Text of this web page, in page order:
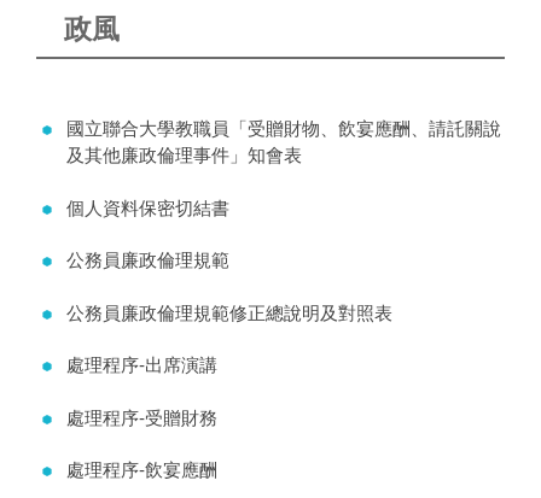
政風
國立聯合大學教職員「受贈財物、飲宴應酬、請託關說
及其他廉政倫理事件」知會表
個人資料保密切結書
公務員廉政倫理規範
公務員廉政倫理規範修正總說明及對照表
處理程序-出席演講
處理程序-受贈財務
處理程序-飲宴應酬